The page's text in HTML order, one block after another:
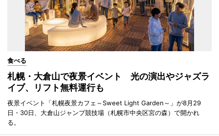
食べる
札幌・大倉山で夜景イベント 光の演出やジャズラ
イブ、リフト無料運行も
夜景イベント「札幌夜景カフェ～Sweet Light Garden～」が8月29
日・30日、大倉山ジャンプ競技場（札幌市中央区宮の森）で開かれ
る。